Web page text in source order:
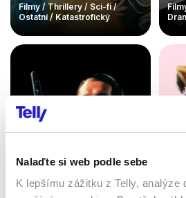
Nalaďte si web podle sebe
K lepšímu zážitku z Telly, analýze
Filmy / Thrillery / Sci-fi /
Ostatní / Katastrofický